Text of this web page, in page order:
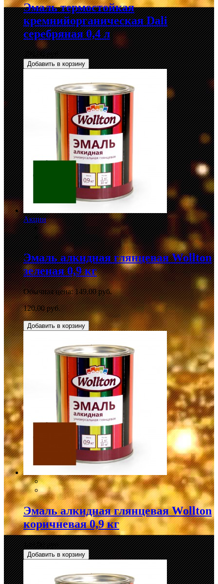
Эмаль термостойкая
кремнийорганическая Dali
серебряная 0,4 л
399,00 руб.
Добавить в корзину
Акции
Эмаль алкидная глянцевая Wollton
зеленая 0,9 кг
Обычная цена: 149,00 руб.
120,00 руб.
Добавить в корзину
Эмаль алкидная глянцевая Wollton
коричневая 0,9 кг
149,00 руб.
Добавить в корзину